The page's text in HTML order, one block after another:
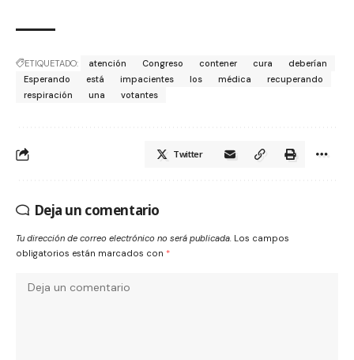
ETIQUETADO: atención Congreso contener cura
deberían
Esperando
está impacientes los médica
recuperando
respiración
una votantes
Twitter
Deja un comentario
Tu dirección de correo electrónico no será publicada. Los campos
obligatorios están marcados con *